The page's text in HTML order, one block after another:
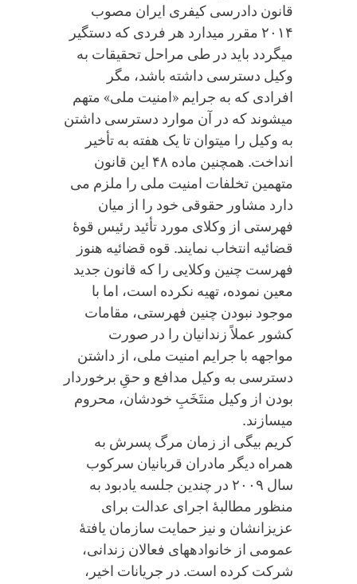
قانون دادرسی کیفری ایران مصوب
۲۰۱۴ مقرر می‏دارد هر فردی که دستگیر
می‏گردد باید در طی مراحل تحقیقات به
وکیل دسترسی داشته باشد، مگر
افرادی که به جرایم «امنیت ملی» متهم
می‏شوند که در آن موارد دسترسی داشتن
به وکیل را می‏توان تا یک هفته به تأخیر
انداخت. همچنین ماده ۴۸ این قانون
متهمین تخلفات امنیت ملی را ملزم می
دارد مشاور حقوقی خود را از میان
فهرستی از وکلای مورد تأئید رئیس قوۀ
قضائیه انتخاب نمایند. قوه قضائیه هنوز
فهرست چنین وکلایی را که قانون جدید
معین نموده، تهیه نکرده است، اما با
موجود نبودن چنین فهرستی، مقامات
کشور عملاً زندانیان را در صورت
مواجهه با جرایم امنیت ملی، از داشتن
دسترسی به وکیل مدافع و حقِ برخوردار
بودن از وکیل منتَخَبِ خودشان، محروم
می‏سازند.
کریم بیگی از زمان مرگ پسرش به
همراه دیگر مادران قربانیان سرکوب
سال ۲۰۰۹ در چندین جلسه یادبود به
منظور مطالبۀ اجرای عدالت برای
عزیزانشان و نیز حمایت سازمان یافتۀ
عمومی از خانواده‏های فعالان زندانی،
شرکت کرده است. در جریانات اخیر،